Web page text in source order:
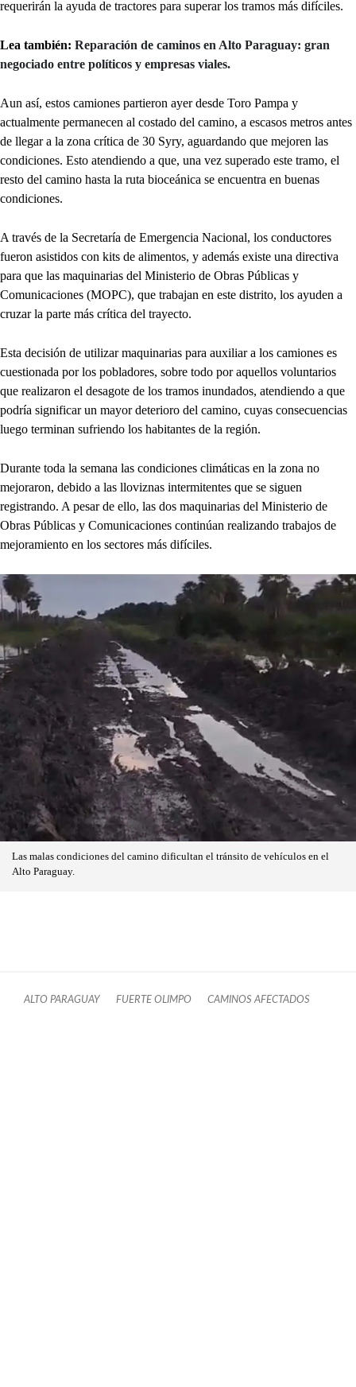
requerirán la ayuda de tractores para superar los tramos más difíciles.
Lea también: Reparación de caminos en Alto Paraguay: gran
negociado entre políticos y empresas viales.
Aun así, estos camiones partieron ayer desde Toro Pampa y
actualmente permanecen al costado del camino, a escasos metros antes
de llegar a la zona crítica de 30 Syry, aguardando que mejoren las
condiciones. Esto atendiendo a que, una vez superado este tramo, el
resto del camino hasta la ruta bioceánica se encuentra en buenas
condiciones.
A través de la Secretaría de Emergencia Nacional, los conductores
fueron asistidos con kits de alimentos, y además existe una directiva
para que las maquinarias del Ministerio de Obras Públicas y
Comunicaciones (MOPC), que trabajan en este distrito, los ayuden a
cruzar la parte más crítica del trayecto.
Esta decisión de utilizar maquinarias para auxiliar a los camiones es
cuestionada por los pobladores, sobre todo por aquellos voluntarios
que realizaron el desagote de los tramos inundados, atendiendo a que
podría significar un mayor deterioro del camino, cuyas consecuencias
luego terminan sufriendo los habitantes de la región.
Durante toda la semana las condiciones climáticas en la zona no
mejoraron, debido a las lloviznas intermitentes que se siguen
registrando. A pesar de ello, las dos maquinarias del Ministerio de
Obras Públicas y Comunicaciones continúan realizando trabajos de
mejoramiento en los sectores más difíciles.
Las malas condiciones del camino dificultan el tránsito de vehículos en el
Alto Paraguay.
ALTO PARAGUAY FUERTE OLIMPO CAMINOS AFECTADOS